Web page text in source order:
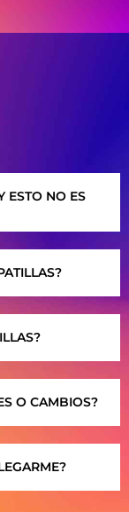
ESTO NO ES
O CAMBIOS?